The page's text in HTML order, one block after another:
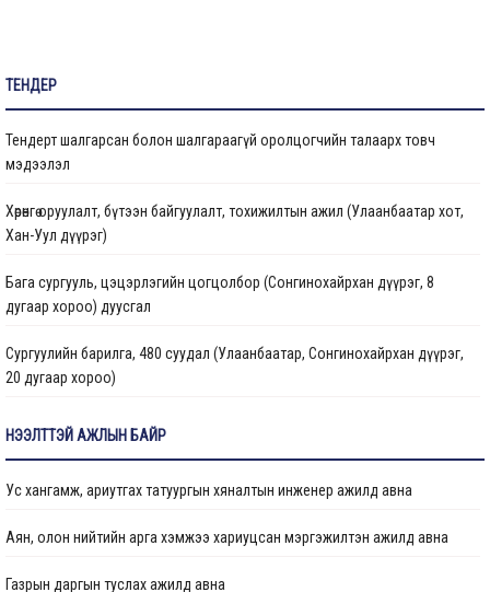
Бараа ажил үйлчилгээ
Газрын даргын тушаал
Барилгын ажлын мэдээ
Санхүүжилтийн мэдээлэл
ТЕНДЕР
Тендерт шалгарсан болон шалгараагүй оролцогчийн талаарх товч
мэдээлэл
Хөрөнгө оруулалт, бүтээн байгуулалт, тохижилтын ажил (Улаанбаатар хот,
Хан-Уул дүүрэг)
Бага сургууль, цэцэрлэгийн цогцолбор (Сонгинохайрхан дүүрэг, 8
дугаар хороо) дуусгал
Сургуулийн барилга, 480 суудал (Улаанбаатар, Сонгинохайрхан дүүрэг,
20 дугаар хороо)
Цэцэрлэгийн барилга, 150 ор (Улаанбаатар хот, Сонгинохайрхан дүүрэг,
Арьс ширний ажилчдын орон сууцны барилгын их засварын ажил
НЭЭЛТТЭЙ АЖЛЫН БАЙР
Ус хангамж, ариутгах татуургын хяналтын инженер ажилд авна
Аян, олон нийтийн арга хэмжээ хариуцсан мэргэжилтэн ажилд авна
Газрын даргын туслах ажилд авна